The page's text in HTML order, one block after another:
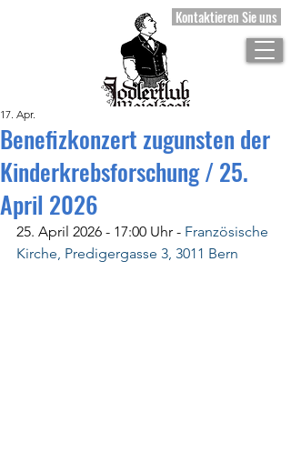
Kontaktieren Sie uns
Benefizkonzert zugunsten der
Kinderkrebsforschung / 25.
April 2026
17. Apr.
25. April 2026 - 17:00 Uhr - Französische
Kirche, Predigergasse 3, 3011 Bern